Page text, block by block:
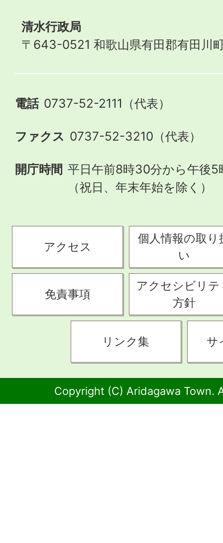
清水行政局
〒643-0521 和歌山県有田郡有田川
電話 0737-52-2111（代表）
ファクス 0737-52-3210（代表）
開庁時間 平日午前8時30分から午後5
（祝日、年末年始を除く）
アクセス
個人情報の取り
い
免責事項
アクセシビリテ
方針
リンク集 サ
Copyright (C) Aridagawa Town.